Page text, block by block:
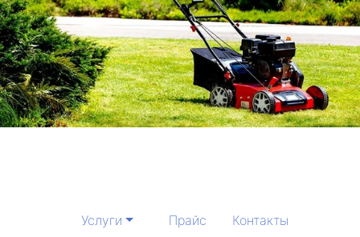
Услуги Прайс Контакты